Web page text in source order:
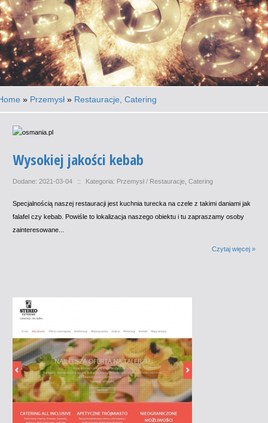
» Przemysł » Restauracje, Catering
Wysokiej jakości kebab
Dodane: 2021-03-04 :: Kategoria: Przemysł / Restauracje, Catering
Specjalnością naszej restauracji jest kuchnia turecka na czele z takimi daniami jak
falafel czy kebab. Powiśle to lokalizacja naszego obiektu i tu zapraszamy osoby
zainteresowane...
Czytaj więcej »